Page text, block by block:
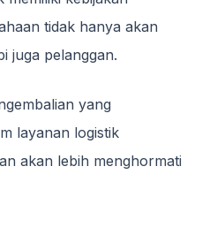
tidak hanya akan
juga pelanggan.
yang
layanan logistik
akan lebih menghormati